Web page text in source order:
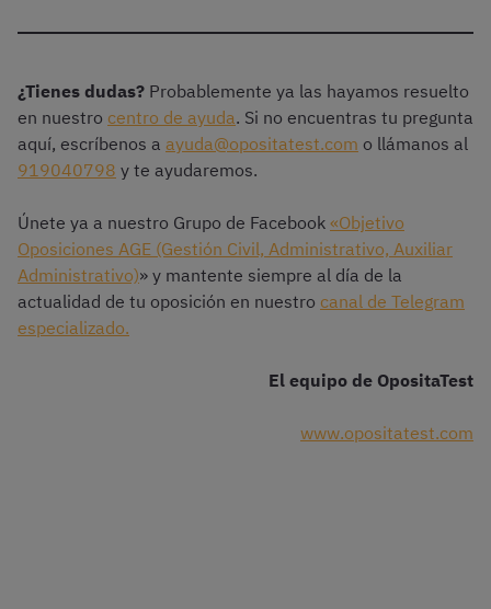
¿Tienes dudas? Probablemente ya las hayamos resuelto
en nuestro centro de ayuda. Si no encuentras tu pregunta
aquí, escríbenos a ayuda@opositatest.com o llámanos al
919040798 y te ayudaremos.
Únete ya a nuestro Grupo de Facebook «Objetivo
Oposiciones AGE (Gestión Civil, Administrativo, Auxiliar
Administrativo)» y mantente siempre al día de la
actualidad de tu oposición en nuestro canal de Telegram
especializado.
El equipo de OpositaTest
www.opositatest.com